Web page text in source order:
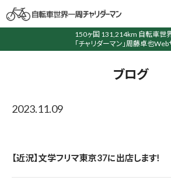
150ヶ国 131,214km 自転車世
「チャリダーマン」周藤卓也Web
ブログ
2023.11.09
【近況】文学フリマ東京37に出店します!